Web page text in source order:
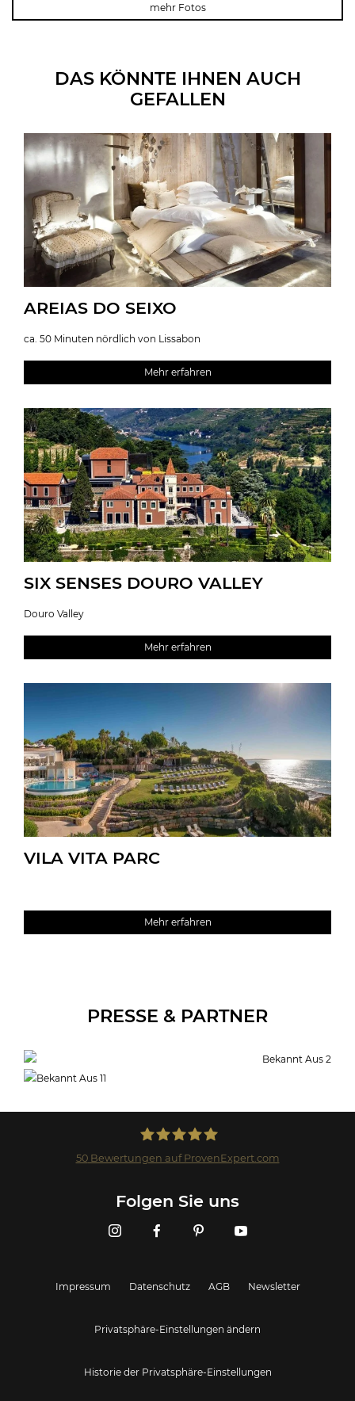
mehr Fotos
DAS KÖNNTE IHNEN AUCH
GEFALLEN
AREIAS DO SEIXO
ca. 50 Minuten nördlich von Lissabon
Mehr erfahren
SIX SENSES DOURO VALLEY
Douro Valley
Mehr erfahren
VILA VITA PARC
Mehr erfahren
PRESSE & PARTNER
50Bewertungen auf ProvenExpert.com
Folgen Sie uns
Impressum Datenschutz AGB Newsletter
Privatsphäre-Einstellungen ändern
Historie der Privatsphäre-Einstellungen